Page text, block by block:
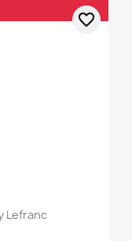
Lefranc
favorite_border